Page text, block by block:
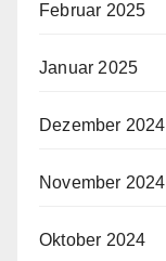
Februar 2025
Januar 2025
Dezember 2024
November 2024
Oktober 2024